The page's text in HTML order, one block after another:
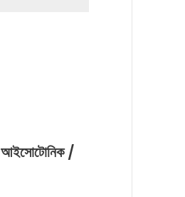
আইসোটোনিক/